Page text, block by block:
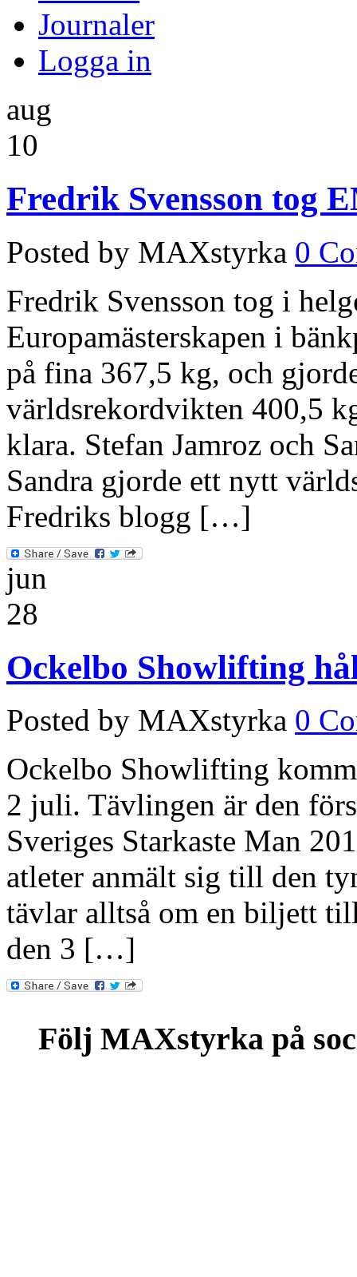
Journaler
Logga in
aug
10
Fredrik Svensson tog
Posted by MAXstyrka 0
Fredrik Svensson tog i
Europamästerskapen i
på fina 367,5 kg, och
världsrekordvikten 400,5
klara. Stefan Jamroz och
Sandra gjorde ett nytt
Fredriks blogg […]
jun
28
Ockelbo Showlifting
Posted by MAXstyrka 0
Ockelbo Showlifting
2 juli. Tävlingen är den
Sveriges Starkaste Man
atleter anmält sig till den
tävlar alltså om en biljett
den 3 […]
Följ MAXstyrka på